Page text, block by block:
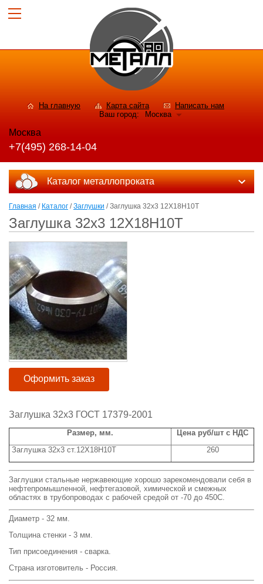
На главную Карта сайта
Написать нам
Ваш город:
Москва
Москва
+7(495) 268-14-04
Каталог металлопроката
Главная / Каталог /Заглушки / Заглушка 32х3 12Х18Н10Т
Заглушка 32х3 12Х18Н10Т
Оформить заказ
Заглушка 32х3 ГОСТ 17379-2001
Размер, мм.
Цена руб/шт с НДС
Заглушка 32х3 ст.12Х18Н10Т
260
Заглушки стальные нержавеющие хорошо зарекомендовали себя в
нефтепромышленной, нефтегазовой, химической и смежных
областях в трубопроводах с рабочей средой от -70 до 450С.
Диаметр - 32 мм.
Толщина стенки - 3 мм.
Тип присоединения - сварка.
Страна изготовитель - Россия.